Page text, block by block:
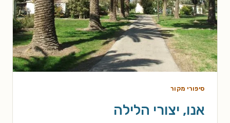
סיפורי מקור
אנו, יצורי הלילה